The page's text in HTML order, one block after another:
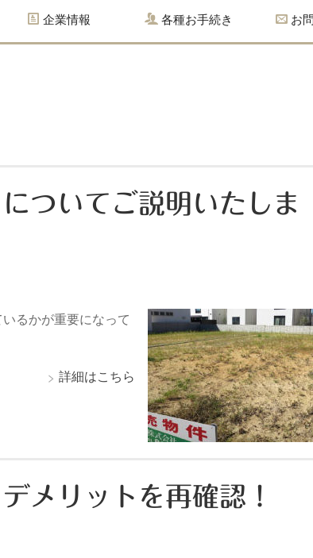
企業情報 各種お手続き お
ついてご説明いたしま
るかが重要になって
詳細はこちら
メリットを再確認！